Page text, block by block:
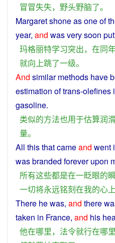
冒冒失失， 野头野脑了。
Margaretshoneas oneof
year, and was verysoon put
玛格丽特学习突出， 在同
就向上跳了一级。
And similar methods have
estimation oftrans-olefines
gasoline.
类似的方法也用于估算润
量。
All thisthatcameand went
wasbranded foreverupon
所有这些都是在一眨眼的
一切将永远铭刻在我的心上
There hewas, and there
taken in France, and his
他在哪里， 法令就行在哪里